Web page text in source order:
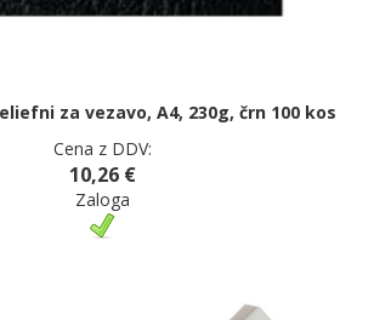
za vezavo, A4, 230g, črn 100 kos
Cena z DDV:
10,26 €
Zaloga